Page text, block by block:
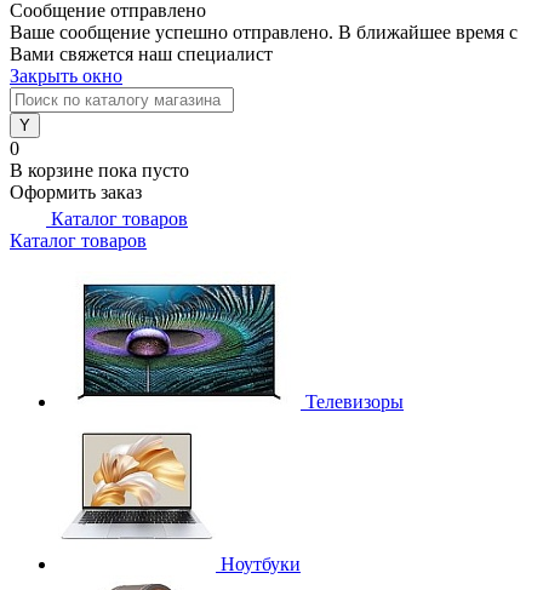
Сообщение отправлено
Ваше сообщение успешно отправлено. В ближайшее время с
Вами свяжется наш специалист
Закрыть окно
0
В корзине пока пусто
Оформить заказ
Каталог товаров
Каталог товаров
Телевизоры
Ноутбуки